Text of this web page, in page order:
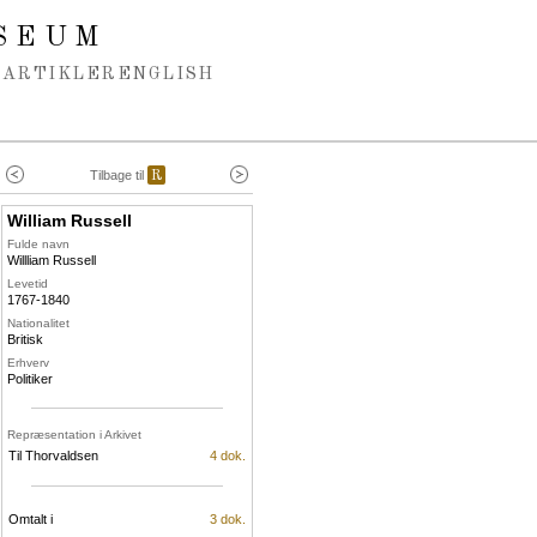
ENGLISH
Tilbage til R
William Russell
Fulde navn
Willliam Russell
Levetid
1767-1840
Nationalitet
Britisk
Erhverv
Politiker
Repræsentation i Arkivet
Til Thorvaldsen 4 dok.
Omtalt i 3 dok.